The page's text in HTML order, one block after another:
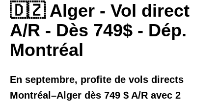
🇩🇿 Alger - Vol direct
A/R - Dès 749$ - Dép.
Montréal
En septembre, profite de vols directs
Montréal–Alger dès 749 $ A/R avec 2